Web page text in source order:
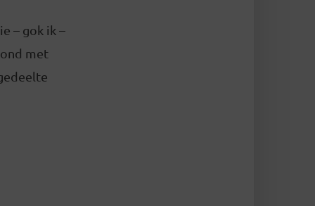
– gok ik –
met